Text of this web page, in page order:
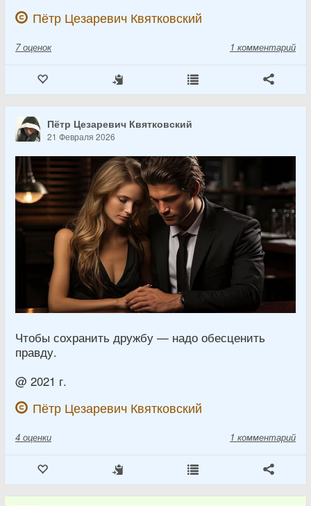
Пётр Цезаревич Квятковский
7 оценок 1 комментарий
Пётр Цезаревич Квятковский
21 Февраля 2026
Чтобы сохранить дружбу — надо обесценить
правду.
@ 2021 г.
Пётр Цезаревич Квятковский
4 оценки 1 комментарий